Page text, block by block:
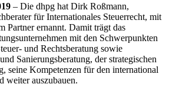
– Die dhpg hat Dirk Roßmann,
für Internationales Steuerrecht, mit
Partner ernannt. Damit trägt das
mit den Schwerpunkten
und Rechtsberatung sowie
Sanierungsberatung, der strategischen
seine Kompetenzen für den international
weiter auszubauen.